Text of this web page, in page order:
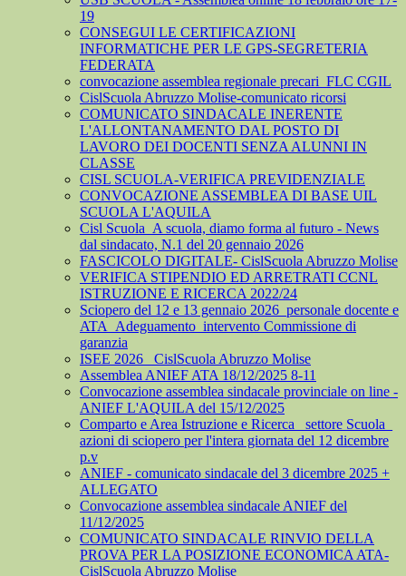
19
CONSEGUI LE CERTIFICAZIONI
INFORMATICHE PER LE GPS-SEGRETERIA
FEDERATA
convocazione assemblea regionale precari_FLC CGIL
CislScuola Abruzzo Molise-comunicato ricorsi
COMUNICATO SINDACALE INERENTE
L'ALLONTANAMENTO DAL POSTO DI
LAVORO DEI DOCENTI SENZA ALUNNI IN
CLASSE
CISL SCUOLA-VERIFICA PREVIDENZIALE
CONVOCAZIONE ASSEMBLEA DI BASE UIL
SCUOLA L'AQUILA
Cisl Scuola_A scuola, diamo forma al futuro - News
dal sindacato, N.1 del 20 gennaio 2026
FASCICOLO DIGITALE- CislScuola Abruzzo Molise
VERIFICA STIPENDIO ED ARRETRATI CCNL
ISTRUZIONE E RICERCA 2022/24
Sciopero del 12 e 13 gennaio 2026_personale docente e
ATA_Adeguamento_intervento Commissione di
garanzia
ISEE 2026_ CislScuola Abruzzo Molise
Assemblea ANIEF ATA 18/12/2025 8-11
Convocazione assemblea sindacale provinciale on line -
ANIEF L'AQUILA del 15/12/2025
Comparto e Area Istruzione e Ricerca_ settore Scuola_
azioni di sciopero per l'intera giornata del 12 dicembre
p.v
ANIEF - comunicato sindacale del 3 dicembre 2025 +
ALLEGATO
Convocazione assemblea sindacale ANIEF del
11/12/2025
COMUNICATO SINDACALE RINVIO DELLA
PROVA PER LA POSIZIONE ECONOMICA ATA-
CislScuola Abruzzo Molise